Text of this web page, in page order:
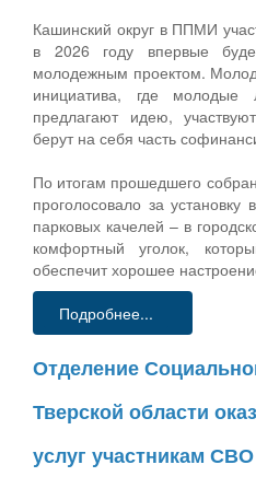
Кашинский округ в ППМИ
в 2026 году впервые
молодежным проектом.
инициатива, где
предлагают идею,
берут на себя часть
По итогам прошедшего
проголосовало за
парковых качелей – в
комфортный уголок,
обеспечит хорошее
Подробнее...
Отделение
Тверской области
услуг участникам